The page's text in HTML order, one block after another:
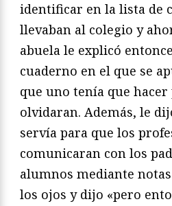
identificar en la lista de
llevaban al colegio y
abuela le explicó
cuaderno en el que se
que uno tenía que hacer
olvidaran. Además, le
servía para que los
comunicaran con los
alumnos mediante
los ojos y dijo «pero